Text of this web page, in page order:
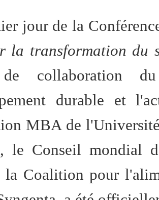
jour de la
la transformation du
collaboration
durable et
MBA de
le Conseil mondial
la Coalition pour